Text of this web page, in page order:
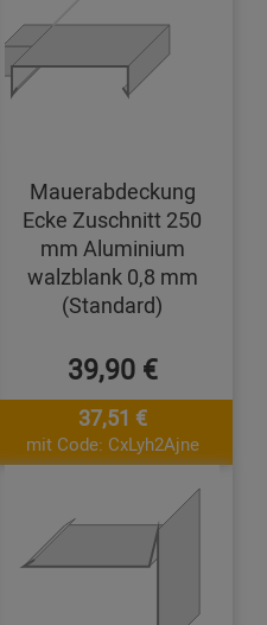
Mauerabdeckung
Ecke Zuschnitt 250
mm Aluminium
walzblank 0,8 mm
(Standard)
39,90 €
37,51 €
mit Code: CxLyh2Ajne